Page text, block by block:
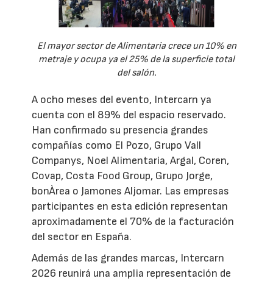
El mayor sector de Alimentaria crece un 10% en
metraje y ocupa ya el 25% de la superficie total
del salón.
A ocho meses del evento, Intercarn ya
cuenta con el 89% del espacio reservado.
Han confirmado su presencia grandes
compañías como El Pozo, Grupo Vall
Companys, Noel Alimentaria, Argal, Coren,
Covap, Costa Food Group, Grupo Jorge,
bonÀrea o Jamones Aljomar. Las empresas
participantes en esta edición representan
aproximadamente el 70% de la facturación
del sector en España.
Además de las grandes marcas, Intercarn
2026 reunirá una amplia representación de